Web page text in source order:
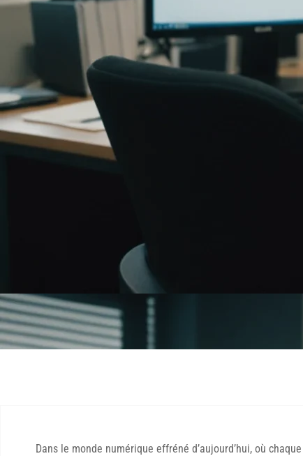
Dans le monde numérique effréné d’aujourd’hui, où